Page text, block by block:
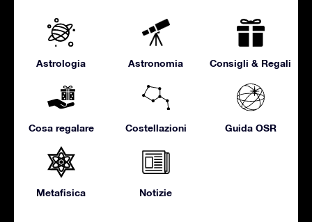
Astrologia Astronomia Consigli & Regali
Cosa regalare Costellazioni Guida OSR
Metafisica Notizie